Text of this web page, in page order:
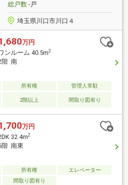
総戸数-戸
埼玉県川口市川口４
万円
ンルーム 40.5m2
階 南
所有権
管理人常駐
2階以上 間取り図有り
万円
32.4m2
階 南東
所有権
エレベーター
間取り図有り